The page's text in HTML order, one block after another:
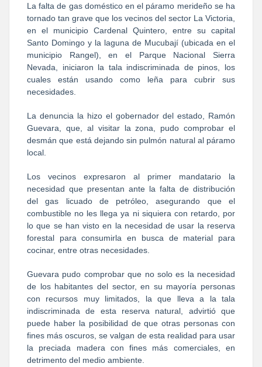
La falta de gas doméstico en el páramo merideño se ha
tornado tan grave que los vecinos del sector La Victoria,
en el municipio Cardenal Quintero, entre su capital
Santo Domingo y la laguna de Mucubají (ubicada en el
municipio Rangel), en el Parque Nacional Sierra
Nevada, iniciaron la tala indiscriminada de pinos, los
cuales están usando como leña para cubrir sus
necesidades.
La denuncia la hizo el gobernador del estado, Ramón
Guevara, que, al visitar la zona, pudo comprobar el
desmán que está dejando sin pulmón natural al páramo
local.
Los vecinos expresaron al primer mandatario la
necesidad que presentan ante la falta de distribución
del gas licuado de petróleo, asegurando que el
combustible no les llega ya ni siquiera con retardo, por
lo que se han visto en la necesidad de usar la reserva
forestal para consumirla en busca de material para
cocinar, entre otras necesidades.
Guevara pudo comprobar que no solo es la necesidad
de los habitantes del sector, en su mayoría personas
con recursos muy limitados, la que lleva a la tala
indiscriminada de esta reserva natural, advirtió que
puede haber la posibilidad de que otras personas con
fines más oscuros, se valgan de esta realidad para usar
la preciada madera con fines más comerciales, en
detrimento del medio ambiente.